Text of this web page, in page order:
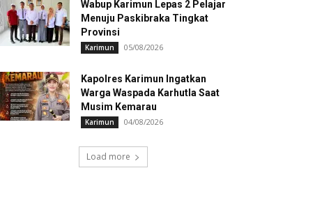
Wabup Karimun Lepas 2 Pelajar
Menuju Paskibraka Tingkat
Provinsi
Karimun 05/08/2026
Kapolres Karimun Ingatkan
Warga Waspada Karhutla Saat
Musim Kemarau
Karimun 04/08/2026
Load more